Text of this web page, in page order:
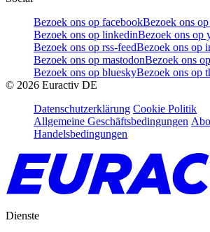
Bezoek ons op facebookBezoek ons
Bezoek ons op linkedinBezoek ons op
Bezoek ons op rss-feedBezoek ons op
Bezoek ons op mastodonBezoek ons
Bezoek ons op blueskyBezoek ons op
© 2026 Euractiv DE
Datenschutzerklärung Cookie Politik
Allgemeine Geschäftsbedingungen
Handelsbedingungen
Dienste